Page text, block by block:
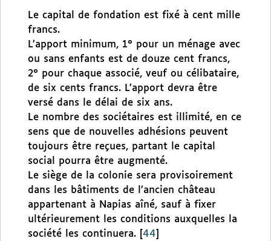
Le capital de fondation est fixé à cent mille
francs.
L’apport minimum, 1° pour un ménage avec
ou sans enfants est de douze cent francs,
2° pour chaque associé, veuf ou célibataire,
de six cents francs. L’apport devra être
versé dans le délai de six ans.
Le nombre des sociétaires est illimité, en ce
sens que de nouvelles adhésions peuvent
toujours être reçues, partant le capital
social pourra être augmenté.
Le siège de la colonie sera provisoirement
dans les bâtiments de l’ancien château
appartenant à Napias aîné, sauf à fixer
ultérieurement les conditions auxquelles la
société les continuera.
44